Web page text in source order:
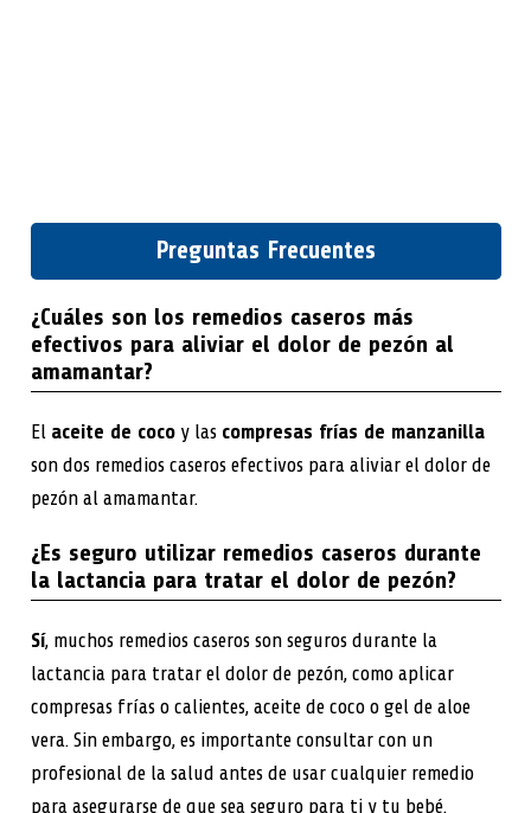
Preguntas Frecuentes
¿Cuáles son los remedios caseros más
efectivos para aliviar el dolor de pezón al
amamantar?
El aceite de cocoy las compresas frías de manzanilla
son dos remedios caseros efectivos para aliviar el dolor de
pezón al amamantar.
¿Es seguro utilizar remedios caseros durante
la lactancia para tratar el dolor de pezón?
Sí, muchos remedios caseros son seguros durante la
lactancia para tratar el dolor de pezón, como aplicar
compresas frías o calientes, aceite de coco o gel de aloe
vera. Sin embargo, es importante consultar con un
profesional de la salud antes de usar cualquier remedio
para asegurarse de que sea seguro para ti y tu bebé.